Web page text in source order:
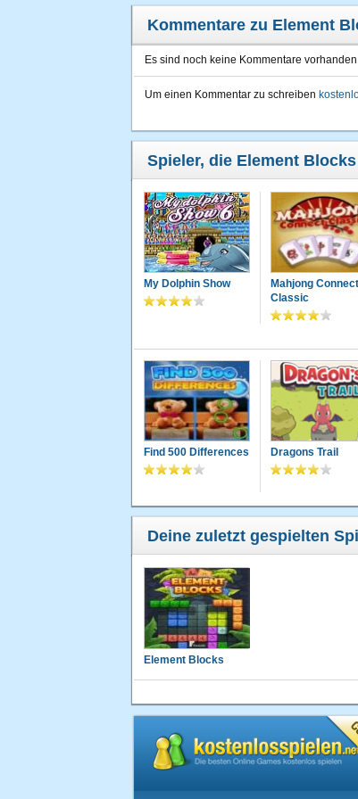
Kommentare zu Element
Es sind noch keine Kommentare
Um einen Kommentar zu schreiben
Spieler, die Element
My Dolphin Show
Mahjong Connect
Classic
Find 500 Differences Dragons Trail
Deine zuletzt gespielten
Element Blocks